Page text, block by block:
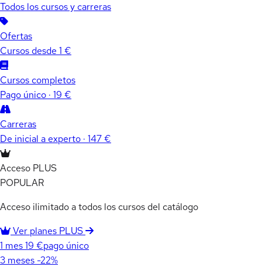
Todos los cursos y carreras
Ofertas
Cursos desde 1 €
Cursos completos
Pago único · 19 €
Carreras
De inicial a experto · 147 €
Acceso PLUS
POPULAR
Acceso ilimitado a todos los cursos del catálogo
Ver planes PLUS
1 mes19 €pago único
3 meses -22%